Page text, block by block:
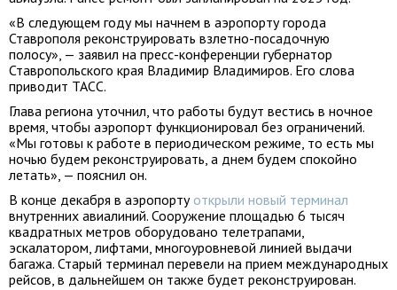
«В следующем году мы начнем в аэропорту города
Ставрополя реконструировать взлетно-посадочную
полосу», — заявил на пресс-конференции губернатор
Ставропольского края Владимир Владимиров. Его слова
приводит ТАСС.
Глава региона уточнил, что работы будут вестись в ночное
время, чтобы аэропорт функционировал без ограничений.
«Мы готовы к работе в периодическом режиме, то есть мы
ночью будем реконструировать, а днем будем спокойно
летать», — пояснил он.
В конце декабря в аэропорту открыли новый терминал
внутренних авиалиний. Сооружение площадью 6 тысяч
квадратных метров оборудовано телетрапами,
эскалатором, лифтами, многоуровневой линией выдачи
багажа. Старый терминал перевели на прием международных
рейсов, в дальнейшем он также будет реконструирован.